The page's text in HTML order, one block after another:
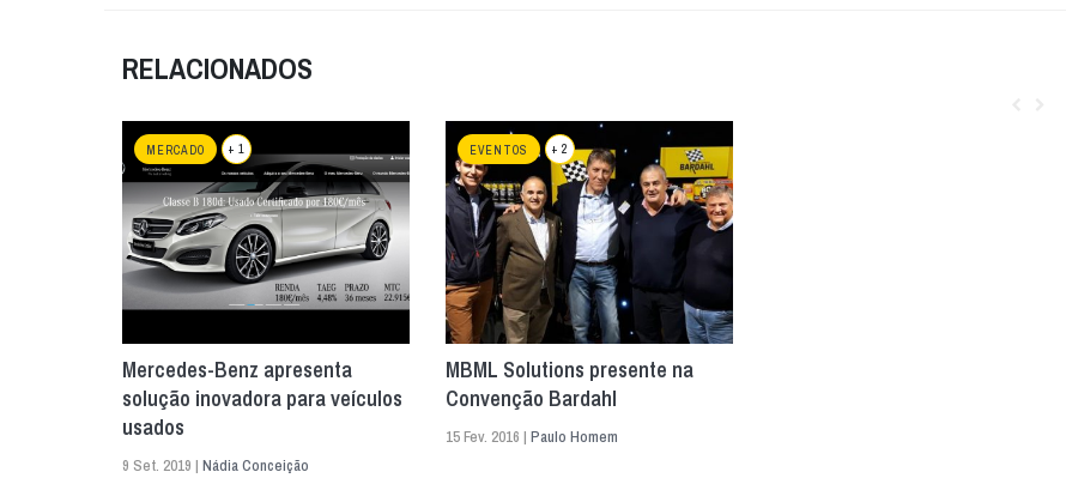
RELACIONADOS
MERCADO + 1
Mercedes-Benz apresenta
solução inovadora para veículos
usados
9 Set. 2019 | Nádia Conceição
EVENTOS + 2
MBML Solutions presente na
Convenção Bardahl
15 Fev. 2016 | Paulo Homem